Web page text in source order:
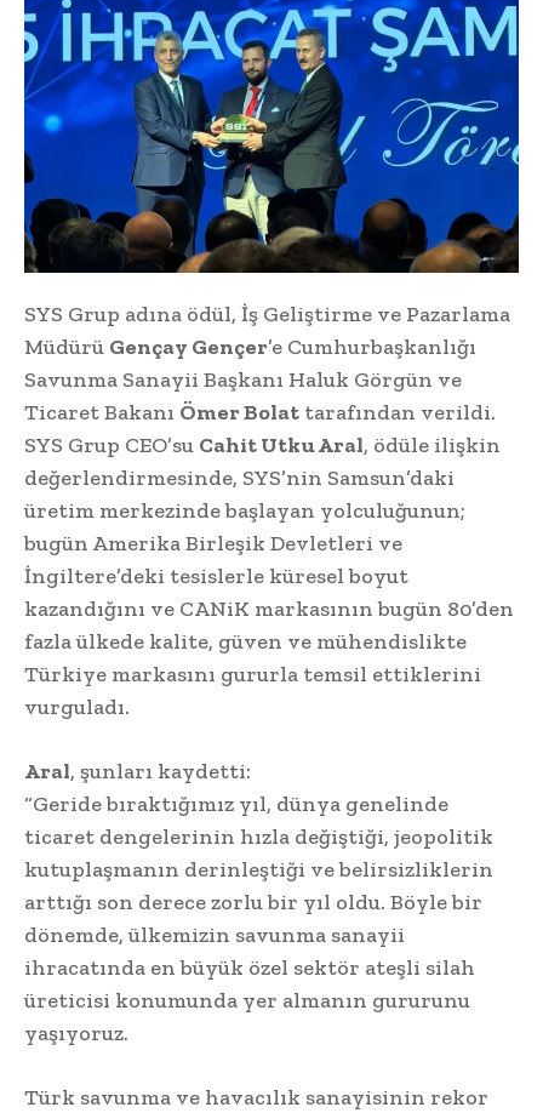
SYS Grup adına ödül, İş Geliştirme ve Pazarlama
Müdürü Gençay Gençer’e Cumhurbaşkanlığı
Savunma Sanayii Başkanı Haluk Görgün ve
Ticaret Bakanı Ömer Bolat tarafından verildi.
SYS Grup CEO’su Cahit Utku Aral, ödüle ilişkin
değerlendirmesinde, SYS’nin Samsun’daki
üretim merkezinde başlayan yolculuğunun;
bugün Amerika Birleşik Devletleri ve
İngiltere’deki tesislerle küresel boyut
kazandığını ve CANiK markasının bugün 80’den
fazla ülkede kalite, güven ve mühendislikte
Türkiye markasını gururla temsil ettiklerini
vurguladı.
Aral, şunları kaydetti:
“Geride bıraktığımız yıl, dünya genelinde
ticaret dengelerinin hızla değiştiği, jeopolitik
kutuplaşmanın derinleştiği ve belirsizliklerin
arttığı son derece zorlu bir yıl oldu. Böyle bir
dönemde, ülkemizin savunma sanayii
ihracatında en büyük özel sektör ateşli silah
üreticisi konumunda yer almanın gururunu
yaşıyoruz.
Türk savunma ve havacılık sanayisinin rekor